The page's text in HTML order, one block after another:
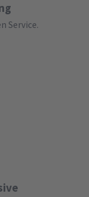
Service.